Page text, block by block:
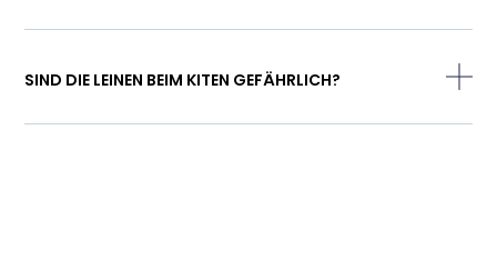
SIND DIE LEINEN BEIM KITEN GEFÄHRLICH?